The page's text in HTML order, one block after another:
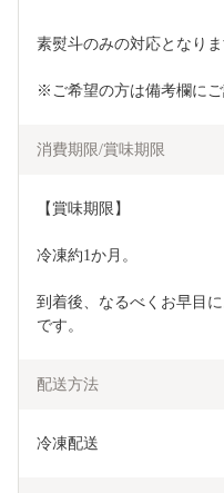
素熨斗のみの対応となり
※ご希望の方は備考欄に
消費期限/賞味期限
【賞味期限】
冷凍約1か月。
到着後、なるべくお早目
です。
配送方法
冷凍配送